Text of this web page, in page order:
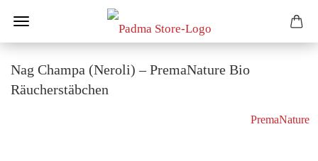
Nag Champa (Neroli) – PremaNature Bio
Räucherstäbchen
PremaNature